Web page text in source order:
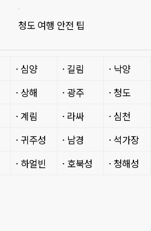
청도 여행 안전 팁
· 심양 · 길림
· 낙양
· 상해 · 광주
· 청도
· 계림 · 라싸
· 심천
· 귀주성 · 남경
· 석가장
· 하얼빈 · 호북성
· 청해성